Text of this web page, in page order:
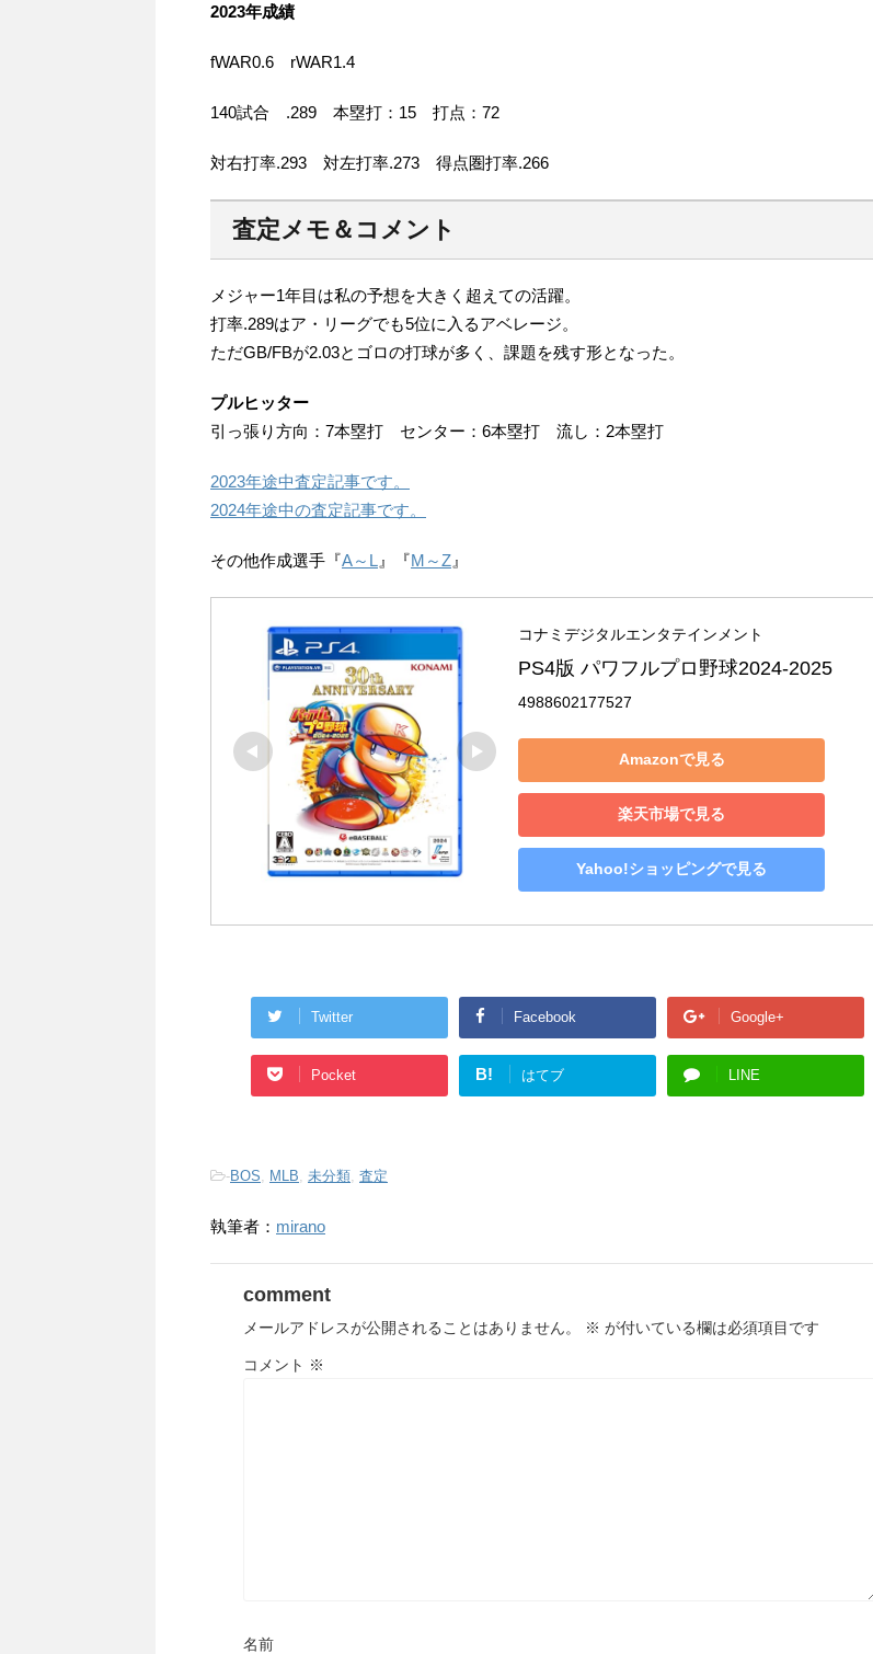
2023年成績
fWAR0.6 rWAR1.4
140試合 .289 本塁打：15 打点：72
対右打率.293 対左打率.273 得点圏打率.266
査定メモ＆コメント
メジャー1年目は私の予想を大きく超えての活躍。
打率.289はア・リーグでも5位に入るアベレージ。
ただGB/FBが2.03とゴロの打球が多く、課題を残す形となった。
プルヒッター
引っ張り方向：7本塁打 センター：6本塁打 流し：2本塁打
2023年途中査定記事です。
2024年途中の査定記事です。
その他作成選手『A～L 』『M～Z 』
コナミデジタルエンタテインメント
PS4版 パワフルプロ野球2024-2025
4988602177527
Amazonで見る
楽天市場で見る
Yahoo!ショッピングで見る
Twitter Facebook Google+
Pocket B! はてブ LINE
-BOS MLB 未分類 査定
執筆者： mirano
comment
メールアドレスが公開されることはありません。 ※ が付いている欄は必須項目です
コメント ※
名前